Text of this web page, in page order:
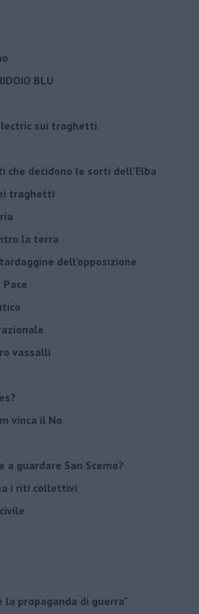
BLU
sui traghetti
decidono le sorti dell’Elba
traghetti​
la terra
dell’opposizione
vassalli
vinca il No
a guardare San Scemo?
i riti collettivi
la propaganda di guerra"